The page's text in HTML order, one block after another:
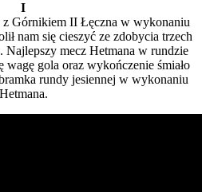
I
Górnikiem II Łęczna w wykonaniu
nam się cieszyć ze zdobycia trzech
Najlepszy mecz Hetmana w rundzie
wagę gola oraz wykończenie śmiało
rundy jesiennej w wykonaniu
Hetmana.